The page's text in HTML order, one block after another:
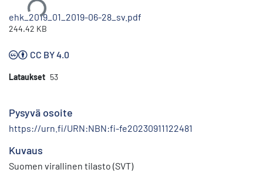
ehk_2019_01_2019-06-28_sv.pdf
244.42 KB
CC BY 4.0
Lataukset 53
Pysyvä osoite
https://urn.fi/URN:NBN:fi-fe20230911122481
Kuvaus
Suomen virallinen tilasto (SVT)